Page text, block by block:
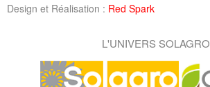
Design et Réalisation : Red Spark
L'UNIVERS SOLAGRO